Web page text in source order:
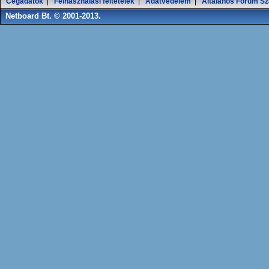
Netboard Bt. © 2001-2013.